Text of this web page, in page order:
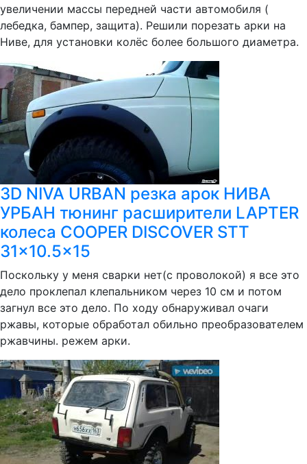
увеличении массы передней части автомобиля (
лебедка, бампер, защита). Решили порезать арки на
Ниве, для установки колёс более большого диаметра.
3D NIVA URBAN резка арок НИВА
УРБАН тюнинг расширители LAPTER
колеса COOPER DISCOVER STT
31x10.5x15
Поскольку у меня сварки нет(с проволокой) я все это
дело проклепал клепальником через 10 см и потом
загнул все это дело. По ходу обнаруживал очаги
ржавы, которые обработал обильно преобразователем
ржавчины. режем арки.